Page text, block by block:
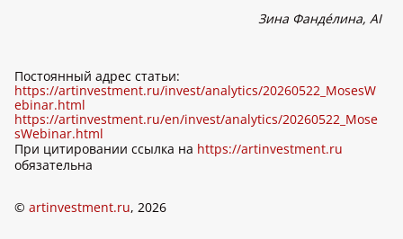
Зина Фандéлина, AI
Постоянный адрес статьи:
https://artinvestment.ru/invest/analytics/20260522_MosesW
ebinar.html
https://artinvestment.ru/en/invest/analytics/20260522_Mose
sWebinar.html
При цитировании ссылка на https://artinvestment.ru
обязательна
© artinvestment.ru, 2026